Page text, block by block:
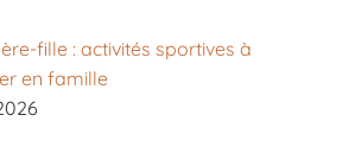
fille : activités sportives à
en famille